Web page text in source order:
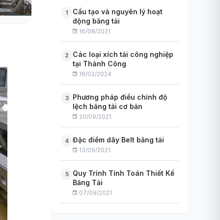
1
Cấu tạo và nguyên lý hoạt
động băng tải
16/08/2021
2
Các loại xích tải công nghiệp
tại Thành Công
16/02/2024
3
Phương pháp điều chỉnh độ
lệch băng tải cơ bản
20/09/2021
4 Đặc điểm dây Belt băng tải
13/09/2021
5
Quy Trình Tính Toán Thiết Kế
Băng Tải
07/09/2021